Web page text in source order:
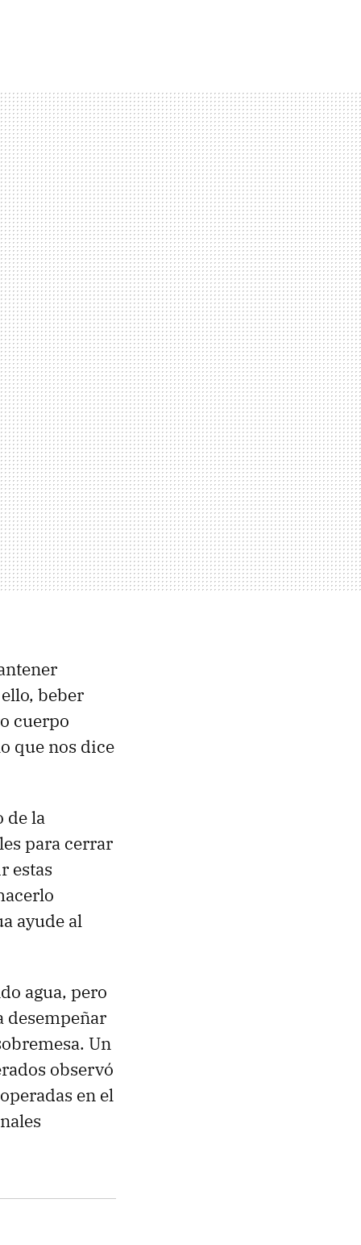
beber
cuerpo
que nos dice
de la
para cerrar
estas
ayude al
agua, pero
desempeñar
Un
observó
en el